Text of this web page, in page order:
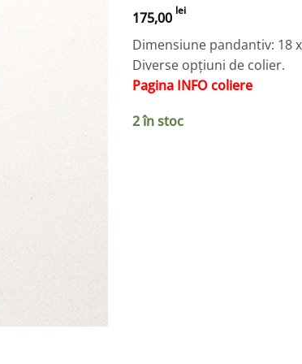
175,00 lei
Dimensiune pandantiv: 18
Diverse opțiuni de colier.
Pagina INFO coliere
2 în stoc